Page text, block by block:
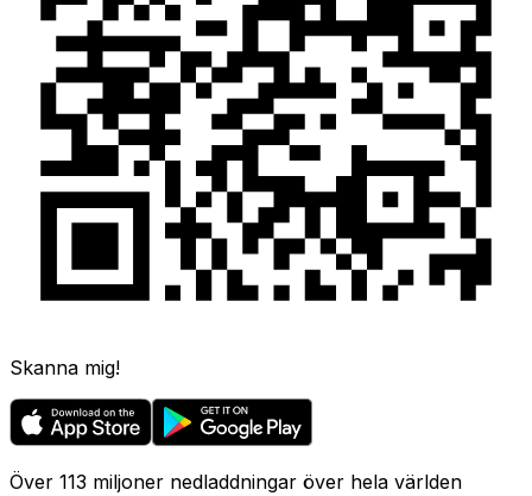
Skanna mig!
Över 113 miljoner nedladdningar över hela världen